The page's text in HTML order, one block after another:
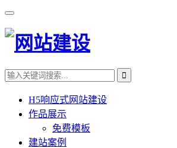
H5响应式网站建设
作品展示
免费模板
建站案例